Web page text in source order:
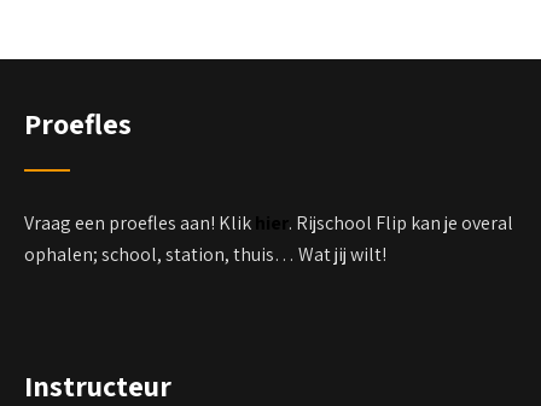
Proefles
Vraag een proefles aan! Klik
. Rijschool Flip kan je overal
ophalen; school, station, thuis… Wat jij wilt!
Instructeur